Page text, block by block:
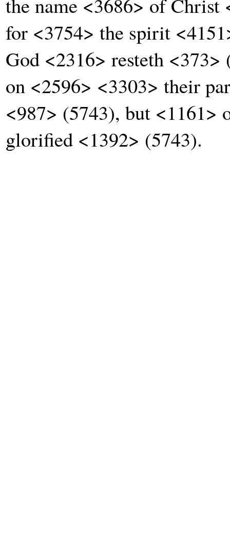
for <3754> the spirit
God <2316> resteth
on <2596> <3303> their
<987> (5743), but <1161>
glorified <1392> (5743).